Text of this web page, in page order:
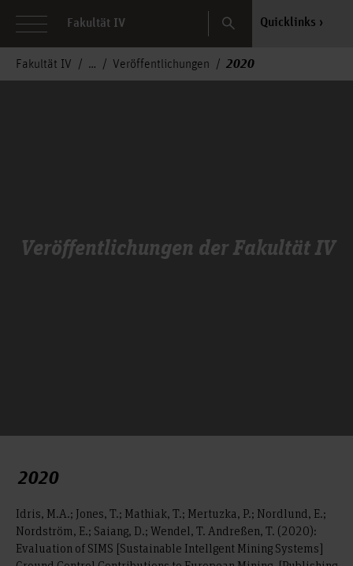
Fakultät IV Search Quicklinks
Fakultät IV Veröffentlichungen 2020
Veröffentlichungen der Fakultät IV
2020
Idris, M.A.; Jones, T.; Mathiak, T.; Mertuzka, P.; Nordlund, E.;
Nordström, E.; Saiang, D.; Wendel, T. Andreßen, T. (2020):
Evaluation of SIMS [Sustainable Intellgent Mining Systems]